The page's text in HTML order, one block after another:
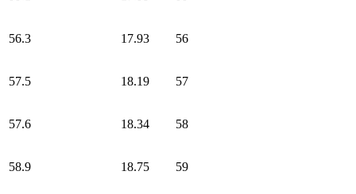
56.3 17.93 56
57.5 18.19 57
57.6 18.34 58
58.9 18.75 59